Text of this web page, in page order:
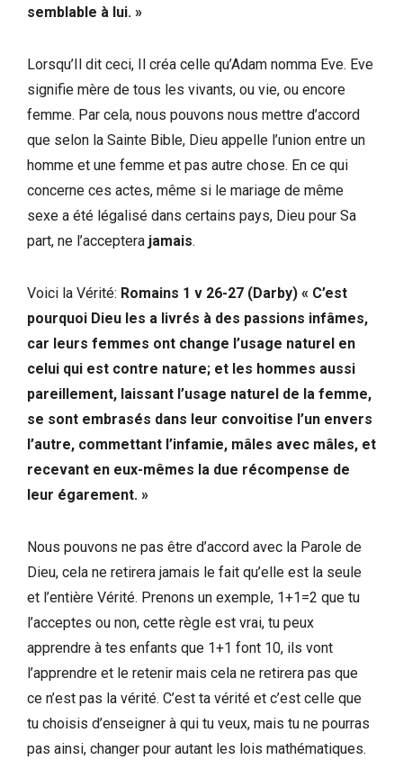
semblable à lui. »
Lorsqu’Il dit ceci, Il créa celle qu’Adam nomma Eve. Eve
signifie mère de tous les vivants, ou vie, ou encore
femme. Par cela, nous pouvons nous mettre d’accord
que selon la Sainte Bible, Dieu appelle l’union entre un
homme et une femme et pas autre chose. En ce qui
concerne ces actes, même si le mariage de même
sexe a été légalisé dans certains pays, Dieu pour Sa
part, ne l’acceptera jamais.
Voici la Vérité: Romains 1 v 26-27 (Darby) « C’est
pourquoi Dieu les a livrés à des passions infâmes,
car leurs femmes ont change l’usage naturel en
celui qui est contre nature; et les hommes aussi
pareillement, laissant l’usage naturel de la femme,
se sont embrasés dans leur convoitise l’un envers
l’autre, commettant l’infamie, mâles avec mâles, et
recevant en eux-mêmes la due récompense de
leur égarement. »
Nous pouvons ne pas être d’accord avec la Parole de
Dieu, cela ne retirera jamais le fait qu’elle est la seule
et l’entière Vérité. Prenons un exemple, 1+1=2 que tu
l’acceptes ou non, cette règle est vrai, tu peux
apprendre à tes enfants que 1+1 font 10, ils vont
l’apprendre et le retenir mais cela ne retirera pas que
ce n’est pas la vérité. C’est ta vérité et c’est celle que
tu choisis d’enseigner à qui tu veux, mais tu ne pourras
pas ainsi, changer pour autant les lois mathématiques.